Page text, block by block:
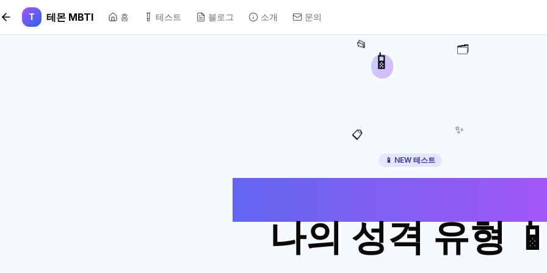
본문 바로가기
T 테몬 MBTI 홈 테스트 블로그 소개 문의
📱
📂 🗂️
📋 ✨
📱 NEW 테스트
나의 성격 유형